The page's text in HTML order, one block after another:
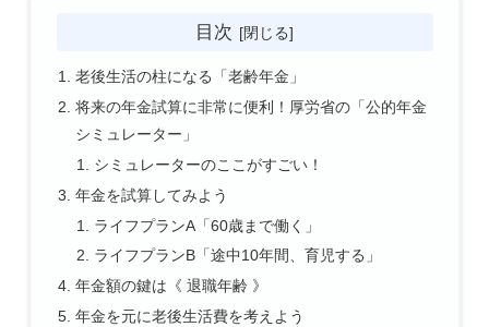
目次
老後生活の柱になる「老齢年金」
将来の年金試算に非常に便利！厚労省の「公的年金
シミュレーター」
シミュレーターのここがすごい！
年金を試算してみよう
ライフプランA「60歳まで働く」
ライフプランB「途中10年間、育児する」
年金額の鍵は《 退職年齢 》
年金を元に老後生活費を考えよう